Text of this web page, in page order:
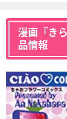
漫画『き
品情報